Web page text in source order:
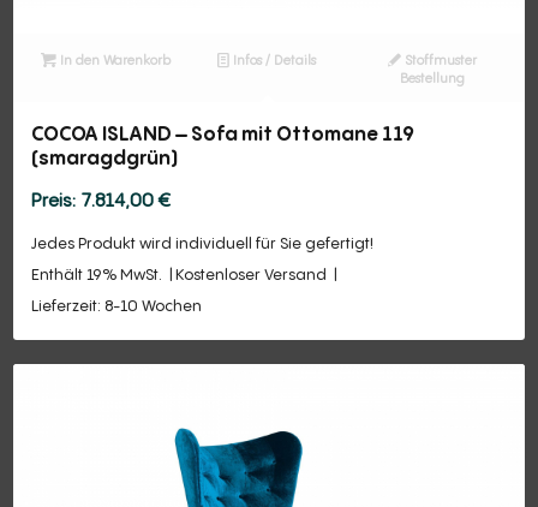
In den Warenkorb Infos / Details
Stoffmuster
Bestellung
COCOA ISLAND – Sofa mit Ottomane 119
(smaragdgrün)
7.814,00€
Jedes Produkt wird individuell für Sie gefertigt!
Enthält 19% MwSt.
Kostenloser Versand
Lieferzeit: 8-10 Wochen